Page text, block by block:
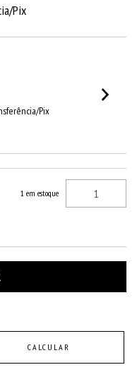
Pix
Pix
1 em estoque
CALCULAR